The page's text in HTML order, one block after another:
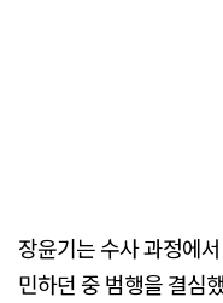
장윤기는 수사 과정에
민하던 중 범행을 결심